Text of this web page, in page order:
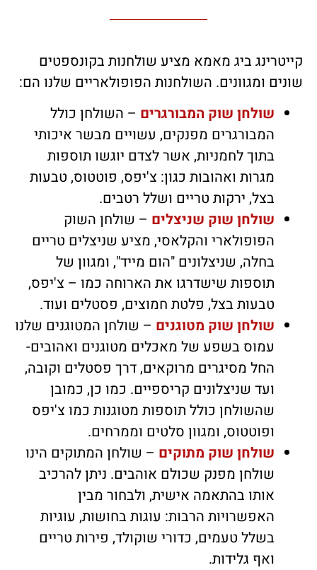
קייטרינג ביג מאמא מציע שולחנות בקונספטים
שונים ומגוונים. השולחנות הפופולאריים שלנו הם:
שולחן שוק המבורגרים – השולחן כולל
המבורגרים מפנקים, עשויים מבשר איכותי
בתוך לחמניות, אשר לצדם יוגשו תוספות
מגרות ואהובות כגון: צ'יפס, פוטטוס, טבעות
בצל, ירקות טריים ושלל רטבים.
שולחן שוק שניצלים – שולחן השוק
הפופולארי והקלאסי, מציע שניצלים טריים
בחלה, שניצלונים "הום מייד", ומגוון של
תוספות שישדרגו את הארוחה כמו – צ'יפס,
טבעות בצל, פלטת חמוצים, פסטלים ועוד.
שולחן שוק מטוגנים – שולחן המטוגנים שלנו
עמוס בשפע של מאכלים מטוגנים ואהובים-
החל מסיגרים מרוקאים, דרך פסטלים וקובה,
ועד שניצלונים קריספיים. כמו כן, כמובן
שהשולחן כולל תוספות מטוגנות כמו צ'יפס
ופוטטוס, ומגוון סלטים וממרחים.
שולחן שוק מתוקים – שולחן המתוקים הינו
שולחן מפנק שכולם אוהבים. ניתן להרכיב
אותו בהתאמה אישית, ולבחור מבין
האפשרויות הרבות: עוגות בחושות, עוגיות
בשלל טעמים, כדורי שוקולד, פירות טריים
ואף גלידות.